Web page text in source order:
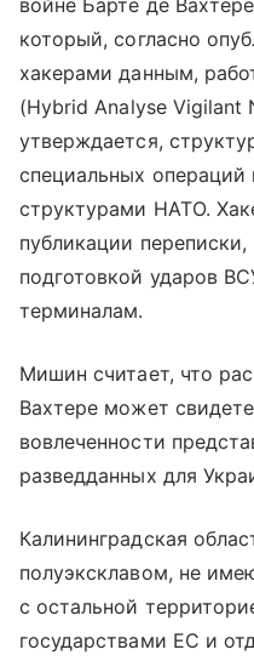
войне Бартe де
который, согласно
хакерами данным,
(Hybrid Analyse Vigilant
утверждается,
специальных
структурами НАТО.
публикации
подготовкой ударов
терминалам.
Мишин считает, что
Вахтере может
вовлеченности
разведданных для
Калининградская
полуэксклавом, не
с остальной
государствами ЕС и